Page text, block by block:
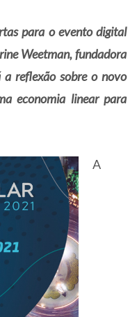
para o evento digital
Weetman, fundadora
reflexão sobre o novo
economia linear para
A